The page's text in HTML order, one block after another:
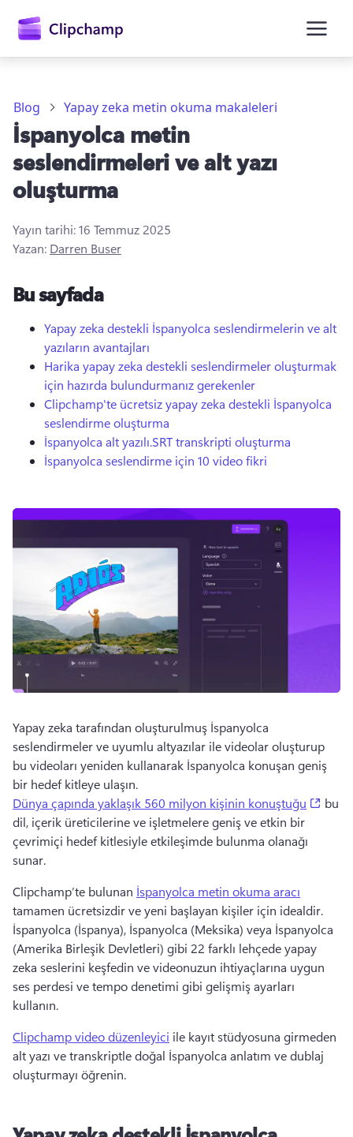
Oturum açın
Blog Yapay zeka metin okuma makaleleri
İspanyolca metin
seslendirmeleri ve alt yazı
oluşturma
Yayın tarihi:16 Temmuz 2025
Yazan: Darren Buser
Bu sayfada
Yapay zeka destekli İspanyolca seslendirmelerin ve alt
yazıların avantajları
Harika yapay zeka destekli seslendirmeler oluşturmak
için hazırda bulundurmanız gerekenler
Clipchamp'te ücretsiz yapay zeka destekli İspanyolca
seslendirme oluşturma
İspanyolca alt yazılı.SRT transkripti oluşturma
İspanyolca seslendirme için 10 video fikri
Yapay zeka tarafından oluşturulmuş İspanyolca
seslendirmeler ve uyumlu altyazılar ile videolar oluşturup
bu videoları yeniden kullanarak İspanyolca konuşan geniş
bir hedef kitleye ulaşın.
Dünya çapında yaklaşık 560 milyon kişinin konuştuğu
bu
dil, içerik üreticilerine ve işletmelere geniş ve etkin bir
çevrimiçi hedef kitlesiyle etkileşimde bulunma olanağı
sunar.
Clipchamp’te bulunan İspanyolca metin okuma aracı
İspanyolca (İspanya), İspanyolca (Meksika) veya İspanyolca
(Amerika Birleşik Devletleri) gibi 22 farklı lehçede yapay
zeka seslerini keşfedin ve videonuzun ihtiyaçlarına uygun
ses perdesi ve tempo denetimi gibi gelişmiş ayarları
kullanın.
Clipchamp video düzenleyici ile kayıt stüdyosuna girmeden
alt yazı ve transkriptle doğal İspanyolca anlatım ve dublaj
oluşturmayı öğrenin.